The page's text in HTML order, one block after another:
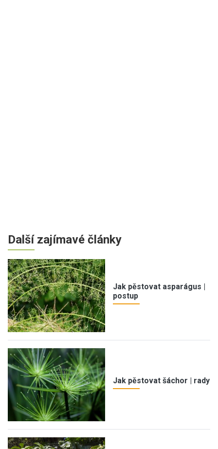
Další zajímavé články
Jak pěstovat asparágus |
postup
Jak pěstovat šáchor | rady